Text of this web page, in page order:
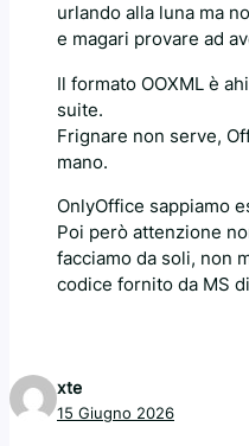
urlando alla luna ma
e magari provare ad
Il formato OOXML è
suite.
Frignare non serve,
mano.
OnlyOffice sappiamo
Poi però attenzione
facciamo da soli, non
codice fornito da MS
xte
15 Giugno 2026